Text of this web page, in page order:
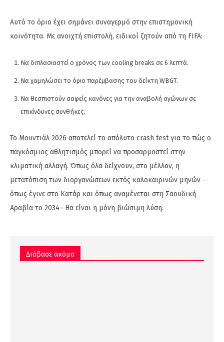
Αυτό το όριο έχει σημάνει συναγερμό στην επιστημονική
κοινότητα. Με ανοιχτή επιστολή, ειδικοί ζητούν από τη FIFA:
Να διπλασιαστεί ο χρόνος των cooling breaks σε 6 λεπτά.
Να χαμηλώσει το όριο παρέμβασης του δείκτη WBGT.
Να θεσπιστούν σαφείς κανόνες για την αναβολή αγώνων σε
επικίνδυνες συνθήκες.
Το Μουντιάλ 2026 αποτελεί το απόλυτο crash test για το πώς ο
παγκόσμιος αθλητισμός μπορεί να προσαρμοστεί στην
κλιματική αλλαγή. Όπως όλα δείχνουν, στο μέλλον, η
μετατόπιση των διοργανώσεων εκτός καλοκαιρινών μηνών –
όπως έγινε στο Κατάρ και όπως αναμένεται στη Σαουδική
Αραβία το 2034– θα είναι η μόνη βιώσιμη λύση.
Διάβασε ακόμα